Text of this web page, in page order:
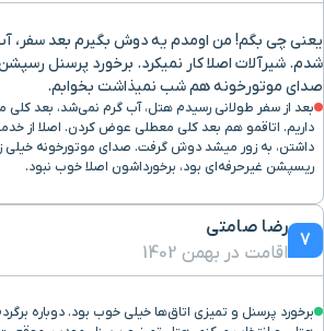
سفارت پاکستان ۱۲ دقیقه با خودرو (۴ کیلومتر و ۹۳۷ متر)
پل حافظ ۱۰ دقیقه با خودرو (۴ کیلومتر و ۹۴۳ متر)
رستوران گیاهی پیور ۱۰ دقیقه با خودرو (۴ کیلومتر و ۹۶۴ متر)
ایستگاه قطار شهری
فردوسی
۱۰ دقیقه با خودرو (۴ کیلومتر و ۹۸۷ متر)
یعنی چی بگم! من اومدم یه دوش بگیرم بعد سفر،
شدم. شیرآلات اصلا کار نمیکرد. برخورد پرسنل
صدای موتورخونه هم شب نمیذاشت بخوابم.
بعد از سفر طولانی رسیدم هتل، آب گرم نمی‌شد، بعد
داریم. اتاقمو هم بعد کلی معطلی عوض کردن. اصلا از
داشتن، به زور میشد دوش گرفت. صدای موتورخونه خیلی
ریسپشن غیرحرفه‌ای بود، برخورداشون اصلا خوب نبود.
7
رضا صامتی
اقامت در بهمن 1402
برخورد پرسنل و تمیزی اتاق‌ها خیلی خوب بود. دوباره